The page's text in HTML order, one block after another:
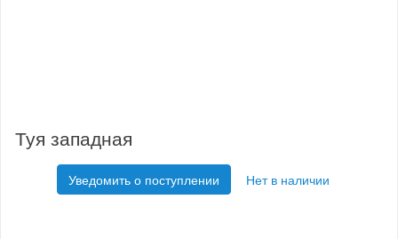
Туя западная
Уведомить о поступлении Нет в наличии